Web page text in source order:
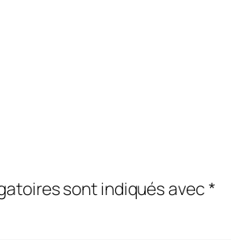
sont indiqués avec*